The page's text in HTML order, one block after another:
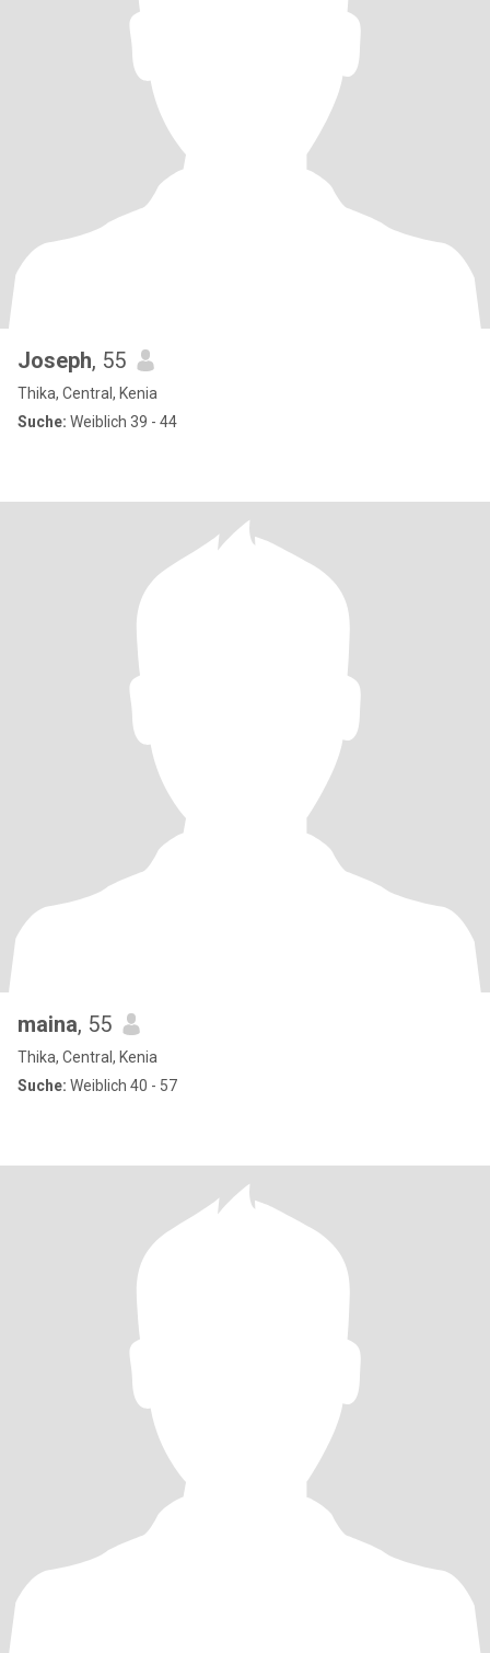
Joseph, 55
Thika, Central, Kenia
Suche: Weiblich 39 - 44
maina, 55
Thika, Central, Kenia
Suche: Weiblich 40 - 57